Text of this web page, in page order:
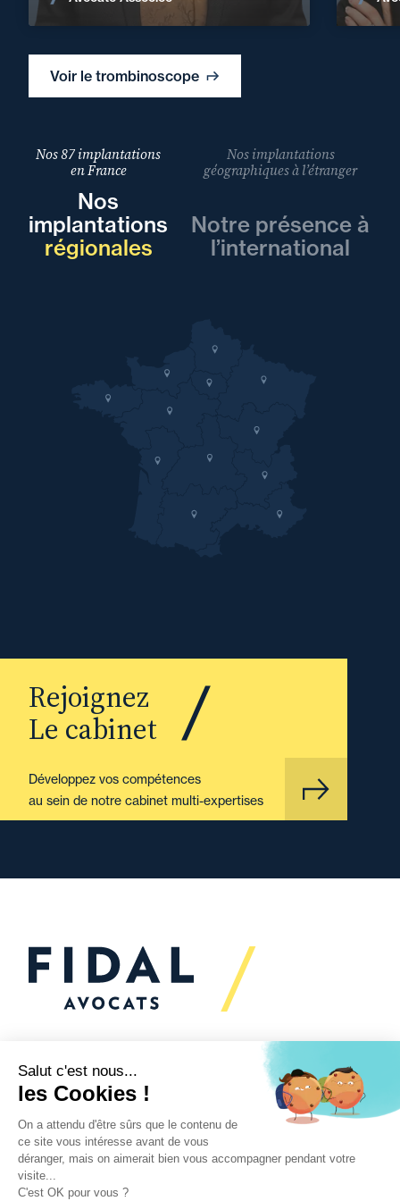
Voir le trombinoscope
Nos 87 implantations
en France
Nos
implantations
régionales
Nos implantations
géographiques à l’étranger
Notre présence à
l’international
Rejoignez
Le cabinet
Développez vos compétences
au sein de notre cabinet multi-expertises
Vous souhaitez échanger
avec nous ?
Nous sommes
à votre écoute